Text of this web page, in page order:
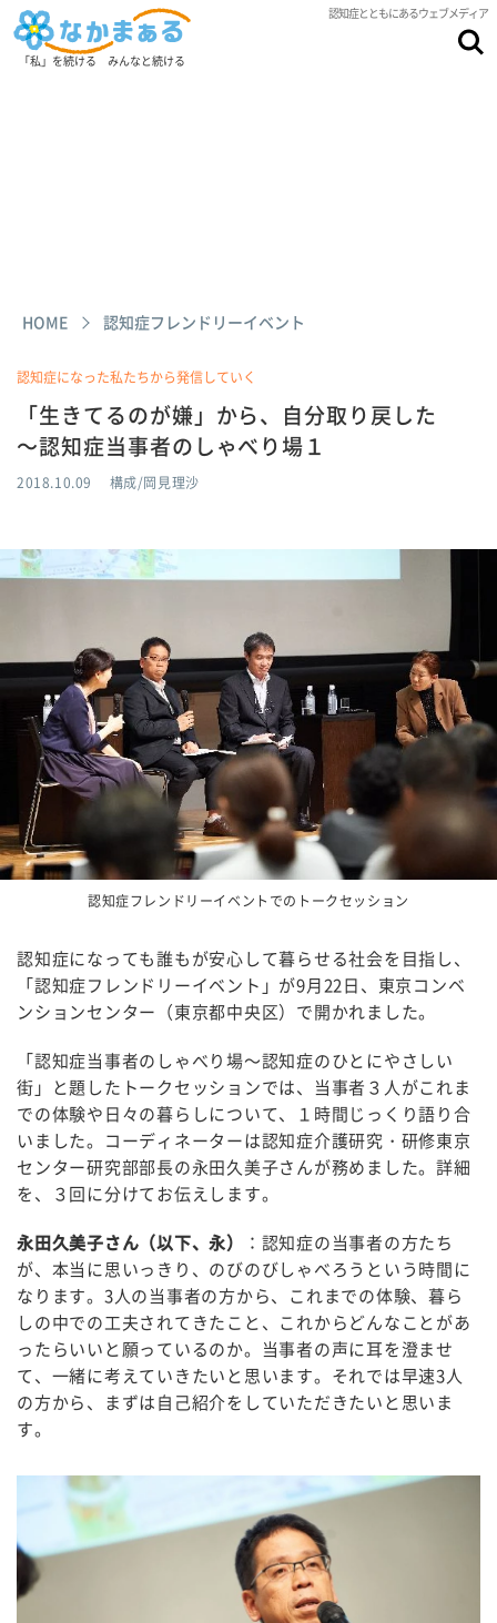
認知症とともにあるウェブメディア
「私」を続ける みんなと続ける
HOME 認知症フレンドリーイベント
認知症になった私たちから発信していく
「生きてるのが嫌」から、自分取り戻した
～認知症当事者のしゃべり場１
2018.10.09 構成/岡見理沙
認知症フレンドリーイベントでのトークセッション
認知症になっても誰もが安心して暮らせる社会を目指し、
「認知症フレンドリーイベント」が9月22日、東京コンベ
ンションセンター（東京都中央区）で開かれました。
「認知症当事者のしゃべり場～認知症のひとにやさしい
街」と題したトークセッションでは、当事者３人がこれま
での体験や日々の暮らしについて、１時間じっくり語り合
いました。コーディネーターは認知症介護研究・研修東京
センター研究部部長の永田久美子さんが務めました。詳細
を、３回に分けてお伝えします。
永田久美子さん（以下、永）
：認知症の当事者の方たち
が、本当に思いっきり、のびのびしゃべろうという時間に
なります。 3人の当事者の方から、これまでの体験、暮ら
しの中での工夫されてきたこと、これからどんなことがあ
ったらいいと願っているのか。当事者の声に耳を澄ませ
て、一緒に考えていきたいと思います。それでは早速3人
の方から、まずは自己紹介をしていただきたいと思いま
す。